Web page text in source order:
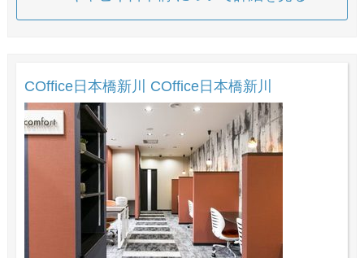
COffice日本橋新川 COffice日本橋新川